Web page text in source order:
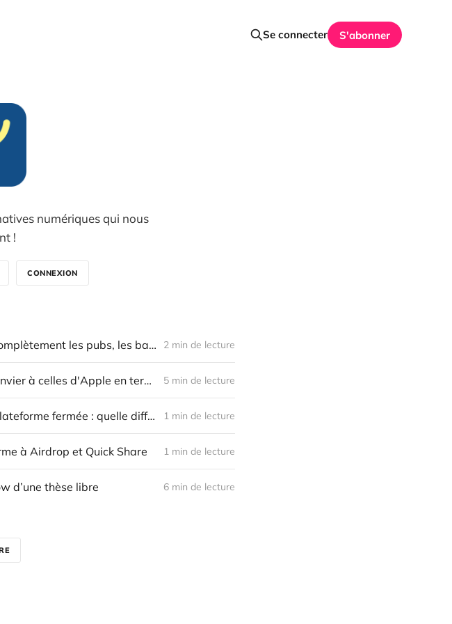
Se connecter S'abonner
numériques qui nous
!
CONNEXION
Configurer Firefox et Vivaldi pour bloquer complètement les pubs, les bannières de cookies et autres nuisances 2 min de lecture
10 applications Linux qui n'ont plus rien à envier à celles d'Apple en terme d'ergonomie 5 min de lecture
Héberger son contenu ou dépendre d'une plateforme fermée : quelle différence ? 1 min de lecture
à Airdrop et Quick Share 1 min de lecture
d’une thèse libre 6 min de lecture